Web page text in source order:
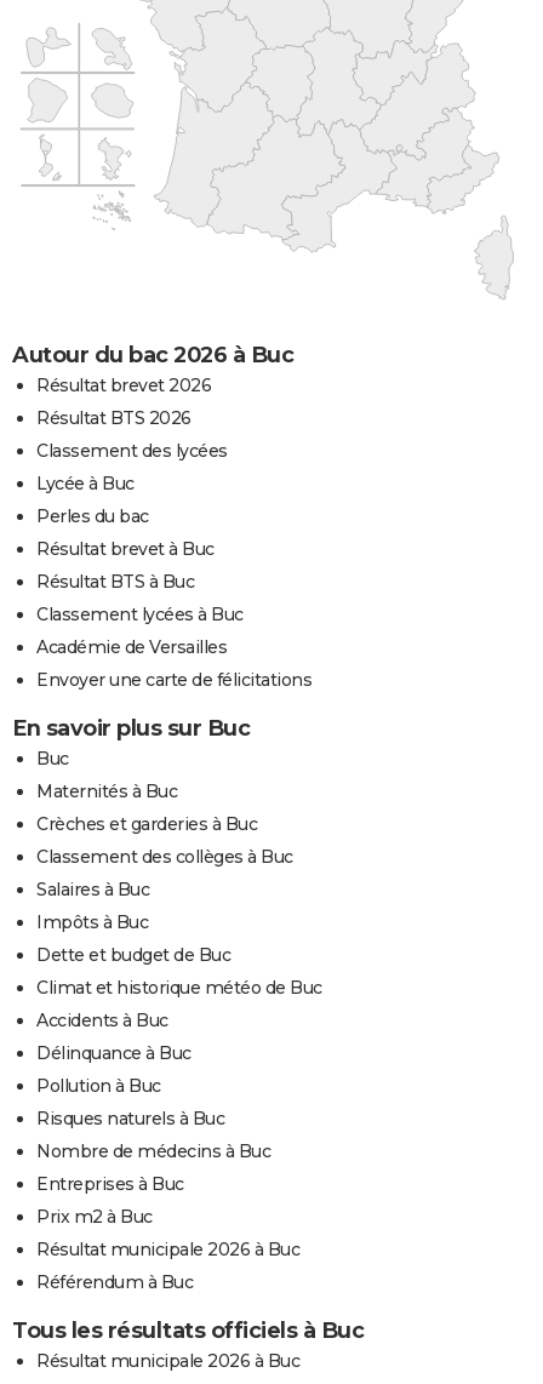
Autour du bac 2026 à Buc
Résultat brevet 2026
Résultat BTS 2026
Classement des lycées
Lycée à Buc
Perles du bac
Résultat brevet à Buc
Résultat BTS à Buc
Classement lycées à Buc
Académie de Versailles
Envoyer une carte de félicitations
En savoir plus sur Buc
Buc
Maternités à Buc
Crèches et garderies à Buc
Classement des collèges à Buc
Salaires à Buc
Impôts à Buc
Dette et budget de Buc
Climat et historique météo de Buc
Accidents à Buc
Délinquance à Buc
Pollution à Buc
Risques naturels à Buc
Nombre de médecins à Buc
Entreprises à Buc
Prix m2 à Buc
Résultat municipale 2026 à Buc
Référendum à Buc
Tous les résultats officiels à Buc
Résultat municipale 2026 à Buc